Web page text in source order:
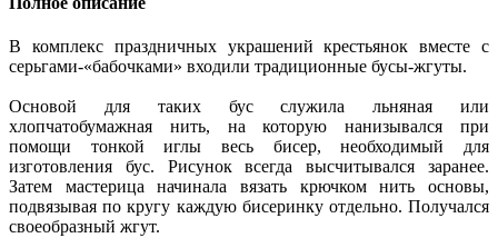
В комплекс праздничных украшений крестьянок вместе с
серьгами-«бабочками» входили традиционные бусы-жгуты.
Основой для таких бус служила льняная или
хлопчатобумажная нить, на которую нанизывался при
помощи тонкой иглы весь бисер, необходимый для
изготовления бус. Рисунок всегда высчитывался заранее.
Затем мастерица начинала вязать крючком нить основы,
подвязывая по кругу каждую бисеринку отдельно. Получался
своеобразный жгут.